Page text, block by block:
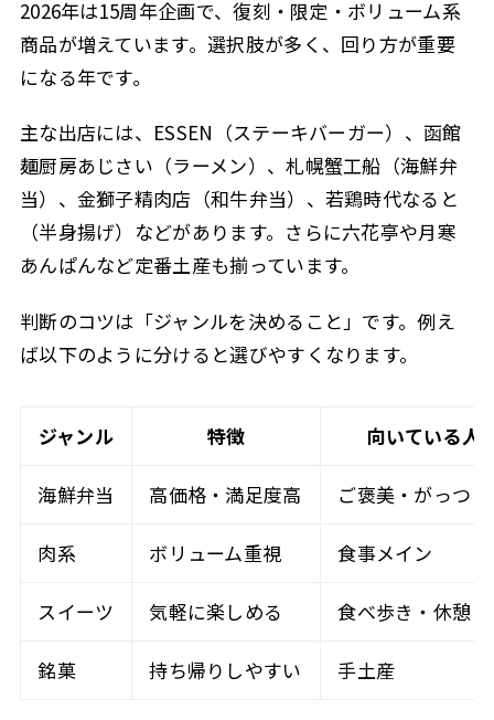
2026年は15周年企画で、復刻・限定・ボリューム系
商品が増えています。選択肢が多く、回り方が重要
になる年です。
主な出店には、ESSEN（ステーキバーガー）、函館
麺厨房あじさい（ラーメン）、札幌蟹工船（海鮮弁
当）、金獅子精肉店（和牛弁当）、若鶏時代なると
（半身揚げ）などがあります。さらに六花亭や月寒
あんぱんなど定番土産も揃っています。
判断のコツは「ジャンルを決めること」です。例え
ば以下のように分けると選びやすくなります。
ジャンル 特徴 向いている人
海鮮弁当 高価格・満足度高 ご褒美・がっつ
肉系 ボリューム重視 食事メイン
スイーツ 気軽に楽しめる 食べ歩き・休憩
銘菓 持ち帰りしやすい 手土産